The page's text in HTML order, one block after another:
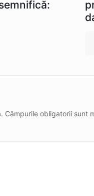
Câmpurile obligatorii sunt